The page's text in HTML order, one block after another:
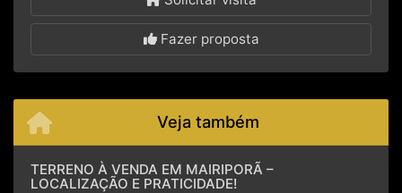
Fazer proposta
Veja também
TERRENO À VENDA EM MAIRIPORÃ –
LOCALIZAÇÃO E PRATICIDADE!